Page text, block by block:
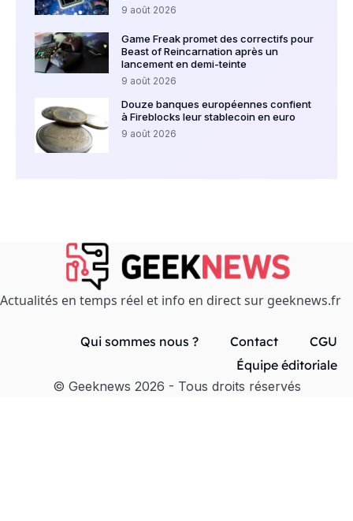
9 août 2026
Game Freak promet des correctifs pour
Beast of Reincarnation après un
lancement en demi-teinte
9 août 2026
Douze banques européennes confient
à Fireblocks leur stablecoin en euro
9 août 2026
Actualités en temps réel et info en direct sur geeknews.fr
Qui sommes nous ? Contact
CGU
Équipe éditoriale
© Geeknews 2026 - Tous droits réservés